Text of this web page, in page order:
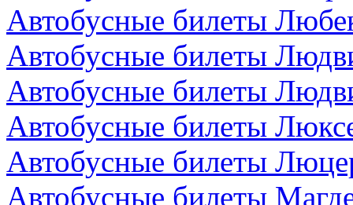
Автобусные билеты
Автобусные билеты
Автобусные билеты
Автобусные билеты
Автобусные билеты
Автобусные билеты